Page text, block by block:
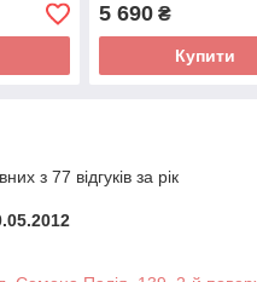
NESPRAY PRO
5 690₴
Купити
з 77 відгуків за рік